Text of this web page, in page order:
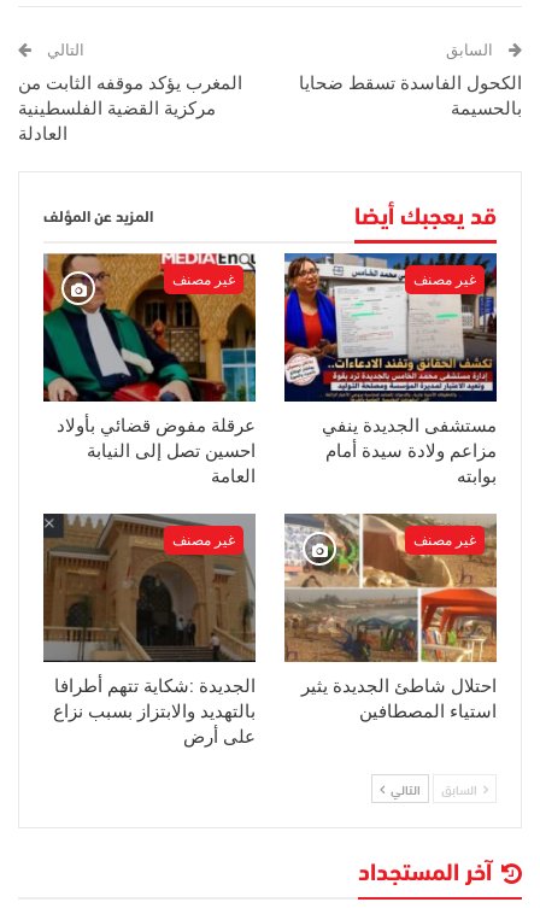
السابق
الكحول الفاسدة تسقط ضحايا
بالحسيمة
التالي
المغرب يؤكد موقفه الثابت من
مركزية القضية الفلسطينية
العادلة
قد يعجبك أيضا المزيد عن المؤلف
غير مصنف
مستشفى الجديدة ينفي
مزاعم ولادة سيدة أمام
بوابته
غير مصنف
عرقلة مفوض قضائي بأولاد
احسين تصل إلى النيابة
العامة
غير مصنف
احتلال شاطئ الجديدة يثير
استياء المصطافين
غير مصنف
الجديدة :شكاية تتهم أطرافا
بالتهديد والابتزاز بسبب نزاع
على أرض
السابق التالي
آخر المستجداد